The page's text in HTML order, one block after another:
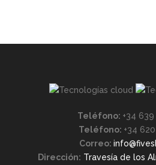
Teléfono: +34
Teléfono: +34
Correo:
Dirección: Travesía de los